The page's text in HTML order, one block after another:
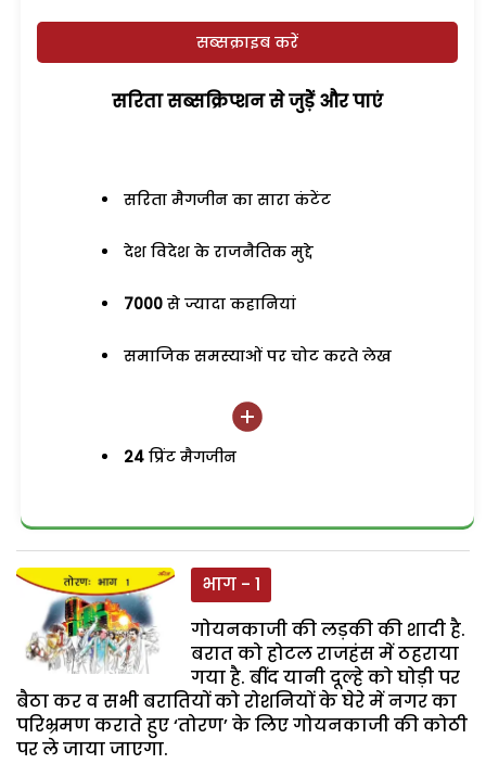
सब्सक्राइब करें
सरिता सब्सक्रिप्शन से जुड़ेें और पाएं
सरिता मैगजीन का सारा कंटेंट
देश विदेश के राजनैतिक मुद्दे
7000 से ज्यादा कहानियां
समाजिक समस्याओं पर चोट करते लेख
24 प्रिंट मैगजीन
भाग - 1
गोयनकाजी की लड़की की शादी है.
बरात को होटल राजहंस में ठहराया
गया है. बींद यानी दूल्हे को घोड़ी पर
बैठा कर व सभी बरातियों को रोशनियों के घेरे में नगर का
परिभ्रमण कराते हुए ‘तोरण’ के लिए गोयनकाजी की कोठी
पर ले जाया जाएगा.